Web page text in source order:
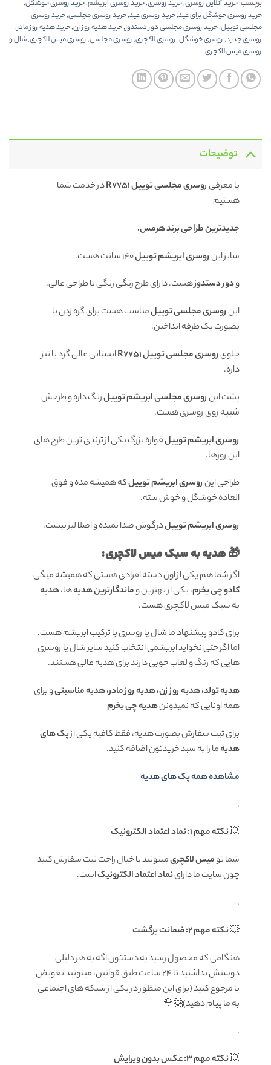
برچسب:خرید آنلاین روسری,خرید روسری,خرید روسری ابریشم,خرید روسری خوشگل,
خرید روسری خوشگل برای عید,خرید روسری عید,خرید روسری مجلسی,خرید روسری
مجلسی توییل,خرید روسری مجلسی دور دستدوز,خرید هدیه روز زن,خرید هدیه روز مادر,
روسری جدید,روسری خوشگل,روسری لاکچری,روسری مجلسی,روسری میس لاکچری,شال و
روسری میس لاکچری
توضیحات
با معرفیروسریمجلسی توییل R7751
در خدمت شما
هستیم
جدیدترین طراحی برند هرمس.
سایز اینروسری ابریشم توییل140 سانت هست.
ودور دستدوزهست. دارای طرح رنگی رنگی با طراحی عالی.
اینروسری مجلسی توییلمناسب هست برای گره زدن یا
بصورت یک طرفه انداختن.
جلویروسریمجلسی توییل R7751
ایستایی عالی گرد یا تیز
داره.
پشت اینروسری مجلسی ابریشم توییلرنگ داره و طرحش
شبیه روی روسری هست.
روسری ابریشم توییلقواره بزرگ یکی از ترندی ترین طرح های
این روزها.
طراحی اینروسری ابریشم توییلکه همیشه مده و فوق
العاده خوشگل و خوش سته.
روسری ابریشم توییلدرگوش صدا نمیده و اصلا لیز نیست.
🎁 هدیه به سبک میس لاکچری:
اگر شما هم یکی از اون دسته افرادی هستی که همیشه میگی
کادو چی بخرم، یکی از بهترین وماندگارترین هدیهها،هدیه
به سبک میس لاکچری هست.
برای کادو پیشنهاد ما شال یا روسری با ترکیب ابریشم هست.
اما اگر حتی نخواید ابریشمی انتخاب کنید سایر شال یا روسری
هایی که رنگ و لعاب خوبی دارند برای هدیه عالی هستند.
هدیه تولد، هدیه روز زن، هدیه روز مادر، هدیه مناسبتیو برای
همه اونایی که نمیدوننهدیه چی بخرم
برای ثبت سفارش بصورت هدیه، فقط کافیه یکی ازپک های
هدیهما را به سبد خریدتون اضافه کنید.
مشاهده همه پک های هدیه
.
💥نکته مهم 1: نماد اعتماد الکترونیک
شما تومیس لاکچریمیتونید با خیال راحت ثبت سفارش کنید
چون سایت ما داراینماد اعتماد الکترونیکاست.
.
💥نکته مهم 2: ضمانت برگشت
هنگامی که محصول رسید به دستتون اگه به هر دلیلی
دوستش نداشتید تا ۲۴ ساعت طبق قوانین، میتونید تعویض
یا مرجوع کنید (برای این منظور در یکی از شبکه های اجتماعی
به ما پیام دهید)🤗🌹
.
💥نکته مهم 3: عکس بدون ویرایش